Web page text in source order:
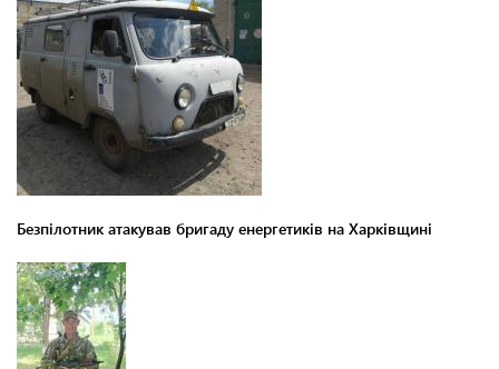
Безпілотник атакував бригаду енергетиків на Харківщині